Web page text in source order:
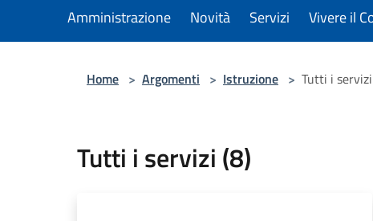
Amministrazione Novità Servizi Vivere il
Home > Argomenti > Istruzione > Tutti i
Tutti i servizi (8)